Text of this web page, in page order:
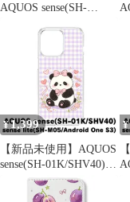
AQUOS sense(SH-
マホ ケース (色：ホワ
イト×ペア総柄) 洋梨 ペ
ア ラフランス フルーツ
総柄 かわいい 韓国
flip2-sh01k-wh-579
¥1,399
【新品未使用】AQUOS
sense(SH-01K/SHV40)
クリア ハードケース
(リボンパンダ) パンダ
¥